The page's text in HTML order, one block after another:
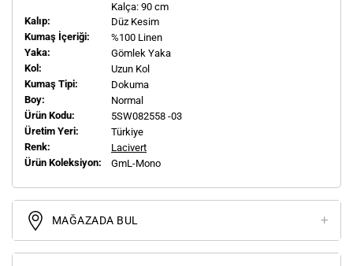
Kalça: 90 cm
Kalıp:
Düz Kesim
Kumaş İçeriği:
%100 Linen
Yaka:
Gömlek Yaka
Kol:
Uzun Kol
Kumaş Tipi:
Dokuma
Boy:
Normal
Ürün Kodu:
5SW082558 -03
Üretim Yeri:
Türkiye
Renk:
Lacivert
Ürün Koleksiyon:
GmL-Mono
MAĞAZADA BUL